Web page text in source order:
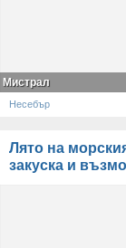
Мистрал
Несебър
Лято на
закуска и